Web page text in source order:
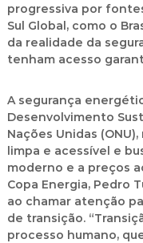
progressiva por
Sul Global, como o
da realidade da
tenham acesso
A segurança
Desenvolvimento
Nações Unidas
limpa e acessível e
moderno e a preços
Copa Energia, Pedro
ao chamar atenção
de transição.
processo humano,